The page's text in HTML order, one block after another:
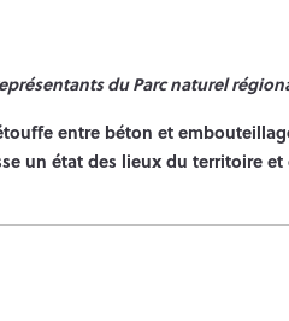
du Parc naturel
entre béton et
un état des lieux du territoire